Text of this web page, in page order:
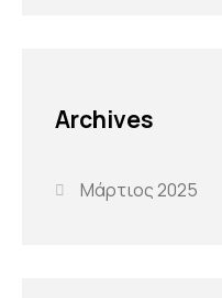
Archives
Μάρτιος 2025